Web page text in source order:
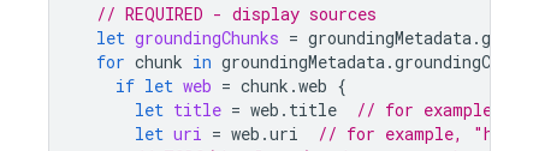
// REQUIRED - display sources
let groundingChunks = groundingMetadata.
for chunk in groundingMetadata.groundingChunks
if let web = chunk .web {
let title = web . title
// for example,
let uri = web .uri
// for example,